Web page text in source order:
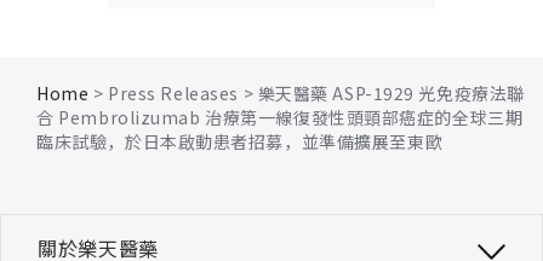
Home > Press Releases > 樂天醫藥 ASP-1929 光免疫療法聯
合 Pembrolizumab 治療第一線復發性頭頸部癌症的全球三期
臨床試驗，於日本啟動患者招募，並準備擴展至東歐
關於樂天醫藥